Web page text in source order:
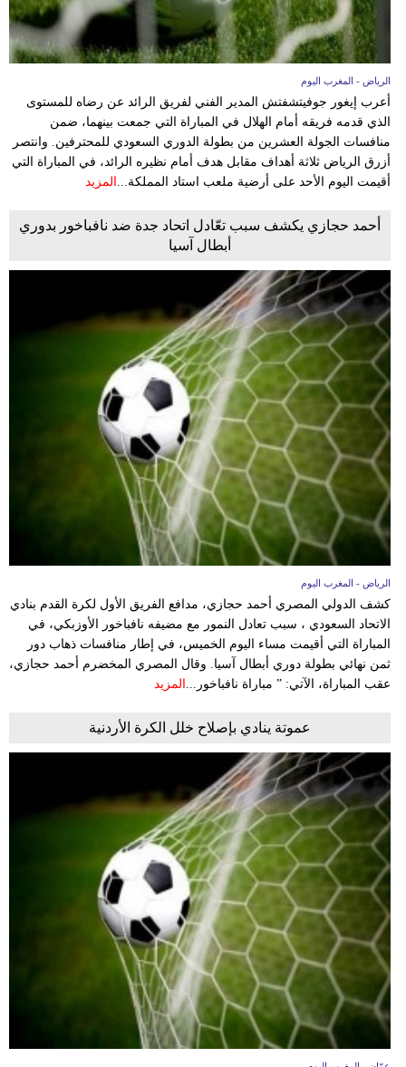
الرياض - المغرب اليوم
أعرب إيغور جوفيتشفتش المدير الفني لفريق الرائد عن رضاه للمستوى
الذي قدمه فريقه أمام الهلال في المباراة التي جمعت بينهما، ضمن
منافسات الجولة العشرين من بطولة الدوري السعودي للمحترفين. وانتصر
أزرق الرياض ثلاثة أهداف مقابل هدف أمام نظيره الرائد، في المباراة التي
أقيمت اليوم الأحد على أرضية ملعب استاد المملكة...
المزيد
أحمد حجازي يكشف سبب تعّادل اتحاد جدة ضد نافباخور بدوري
أبطال آسيا
الرياض - المغرب اليوم
كشف الدولي المصري أحمد حجازي، مدافع الفريق الأول لكرة القدم بنادي
الاتحاد السعودي ، سبب تعادل النمور مع مضيفه نافباخور الأوزبكي، في
المباراة التي أقيمت مساء اليوم الخميس، في إطار منافسات ذهاب دور
ثمن نهائي بطولة دوري أبطال آسيا. وقال المصري المخضرم أحمد حجازي،
عقب المباراة، الآتي: ” مباراة نافباخور... المزيد
عموتة ينادي بإصلاح خلل الكرة الأردنية